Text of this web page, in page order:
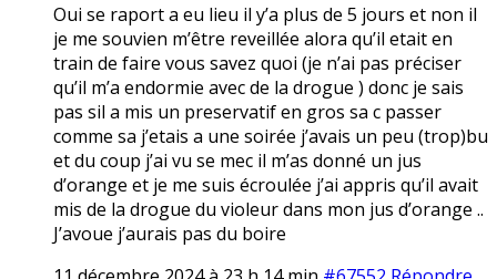
Oui se raport a eu lieu il y’a plus de 5 jours et non il
je me souvien m’être reveillée alora qu’il etait en
train de faire vous savez quoi (je n’ai pas préciser
qu’il m’a endormie avec de la drogue ) donc je sais
pas sil a mis un preservatif en gros sa c passer
comme sa j’etais a une soirée j’avais un peu (trop)bu
et du coup j’ai vu se mec il m’as donné un jus
d’orange et je me suis écroulée j’ai appris qu’il avait
mis de la drogue du violeur dans mon jus d’orange ..
J’avoue j’aurais pas du boire